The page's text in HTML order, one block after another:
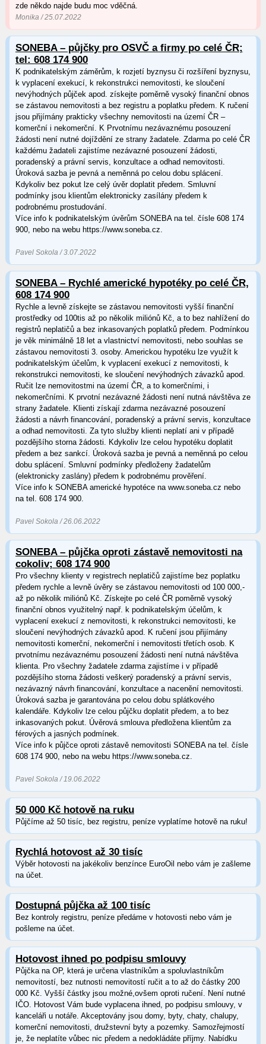
zde někdo najde budu moc vděčná.
Monika / 25.07.2022
SONEBA – půjčky pro OSVČ a firmy po celé ČR;
tel: 608 174 900
K podnikatelským záměrům, k rozjetí byznysu či rozšíření byznysu,
k vyplacení exekucí, k rekonstrukci nemovitosti, ke sloučení
nevýhodných půjček apod. získejte poměrně vysoký finanční obnos
se zástavou nemovitosti a bez registru a poplatku předem. K ručení
jsou přijímány prakticky všechny nemovitosti na území ČR –
komerční i nekomerční. K Prvotnímu nezávaznému posouzení
žádosti není nutné dojíždění ze strany žadatele. Zdarma po celé ČR
každému žadateli zajistíme nezávazné posouzení žádosti,
poradenský a právní servis, konzultace a odhad nemovitosti.
Úroková sazba je pevná a neměnná po celou dobu splácení.
Kdykoliv bez pokut lze celý úvěr doplatit předem. Smluvní
podmínky jsou klientům elektronicky zasílány předem k
podrobnému prostudování.
Více info k podnikatelským úvěrům SONEBA na tel. čísle 608 174
900, nebo na webu https://www.soneba.cz.
Pavel Sokola / 3.07.2022
SONEBA – Rychlé americké hypotéky po celé ČR,
608 174 900
Rychle a levně získejte se zástavou nemovitosti vyšší finanční
prostředky od 100tis až po několik miliónů Kč, a to bez nahlížení do
registrů neplatičů a bez inkasovaných poplatků předem. Podmínkou
je věk minimálně 18 let a vlastnictví nemovitosti, nebo souhlas se
zástavou nemovitosti 3. osoby. Americkou hypotéku lze využít k
podnikatelským účelům, k vyplacení exekucí z nemovitosti, k
rekonstrukci nemovitosti, ke sloučení nevýhodných závazků apod.
Ručit lze nemovitostmi na území ČR, a to komerčními, i
nekomerčními. K prvotní nezávazné žádosti není nutná návštěva ze
strany žadatele. Klienti získají zdarma nezávazné posouzení
žádosti a návrh financování, poradenský a právní servis, konzultace
a odhad nemovitosti. Za tyto služby klienti neplatí ani v případě
pozdějšího storna žádosti. Kdykoliv lze celou hypotéku doplatit
předem a bez sankcí. Úroková sazba je pevná a neměnná po celou
dobu splácení. Smluvní podmínky předloženy žadatelům
(elektronicky zaslány) předem k podrobnému prověření.
Více info k SONEBA americké hypotéce na www.soneba.cz nebo
na tel. 608 174 900.
Pavel Sokola / 26.06.2022
SONEBA – půjčka oproti zástavě nemovitosti na
cokoliv; 608 174 900
Pro všechny klienty v registrech neplatičů zajistíme bez poplatku
předem rychle a levně úvěry se zástavou nemovitosti od 100 000,-
až po několik miliónů Kč. Získejte po celé ČR poměrně vysoký
finanční obnos využitelný např. k podnikatelským účelům, k
vyplacení exekucí z nemovitosti, k rekonstrukci nemovitosti, ke
sloučení nevýhodných závazků apod. K ručení jsou přijímány
nemovitosti komerční, nekomerční i nemovitosti třetích osob. K
prvotnímu nezávaznému posouzení žádosti není nutná návštěva
klienta. Pro všechny žadatele zdarma zajistíme i v případě
pozdějšího storna žádosti veškerý poradenský a právní servis,
nezávazný návrh financování, konzultace a nacenění nemovitosti.
Úroková sazba je garantována po celou dobu splátkového
kalendáře. Kdykoliv lze celou půjčku doplatit předem, a to bez
inkasovaných pokut. Úvěrová smlouva předložena klientům za
férových a jasných podmínek.
Více info k půjčce oproti zástavě nemovitosti SONEBA na tel. čísle
608 174 900, nebo na webu https://www.soneba.cz.
Pavel Sokola / 19.06.2022
50 000 Kč hotově na ruku
Půjčíme až 50 tisíc, bez registru, peníze vyplatíme hotově na ruku!
Rychlá hotovost až 30 tisíc
Výběr hotovosti na jakékoliv benzínce EuroOil nebo vám je zašleme
na účet.
Dostupná půjčka až 100 tisíc
Bez kontroly registru, peníze předáme v hotovosti nebo vám je
pošleme na účet.
Hotovost ihned po podpisu smlouvy
Půjčka na OP, která je určena vlastníkům a spoluvlastníkům
nemovitostí, bez nutnosti nemovitostí ručit a to až do částky 200
000 Kč. Vyšší částky jsou možné,ovšem oproti ručení. Není nutné
IČO. Hotovost Vám bude vyplacena ihned, po podpisu smlouvy, v
kanceláři u notáře. Akceptovány jsou domy, byty, chaty, chalupy,
komerční nemovitosti, družstevní byty a pozemky. Samozřejmostí
je, že neplatíte vůbec nic předem a nedokládáte příjmy. Nabídku